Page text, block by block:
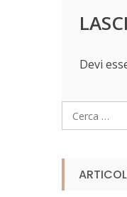
Devi
Ricerca
per: